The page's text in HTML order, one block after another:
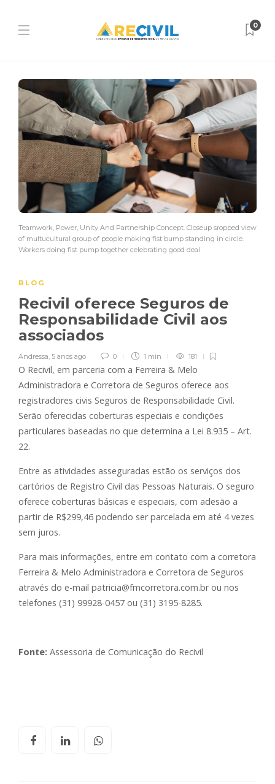
0
Teamwork, Power, Unity And Partnership Concept. Closeup sropped view
of multucultural group of people making fist bump standing in circle.
Workers doing fist pump together celebrating good deal
BLOG
Recivil oferece Seguros de
Responsabilidade Civil aos
associados
Andressa, 5 anos ago 0 1 min 181
O Recivil, em parceria com a Ferreira & Melo
Administradora e Corretora de Seguros oferece aos
registradores civis Seguros de Responsabilidade Civil.
Serão oferecidas coberturas especiais e condições
particulares baseadas no que determina a Lei 8.935 – Art.
22.
Entre as atividades asseguradas estão os serviços dos
cartórios de Registro Civil das Pessoas Naturais. O seguro
oferece coberturas básicas e especiais, com adesão a
partir de R$299,46 podendo ser parcelada em até 4 vezes
sem juros.
Para mais informações, entre em contato com a corretora
Ferreira & Melo Administradora e Corretora de Seguros
através do e-mail patricia@fmcorretora.com.br ou nos
telefones (31) 99928-0457 ou (31) 3195-8285.
Fonte: Assessoria de Comunicação do Recivil